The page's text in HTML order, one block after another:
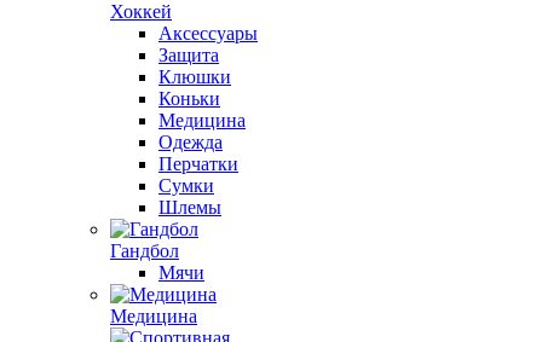
Хоккей
Аксессуары
Защита
Клюшки
Коньки
Медицина
Одежда
Перчатки
Сумки
Шлемы
Гандбол
Мячи
Медицина